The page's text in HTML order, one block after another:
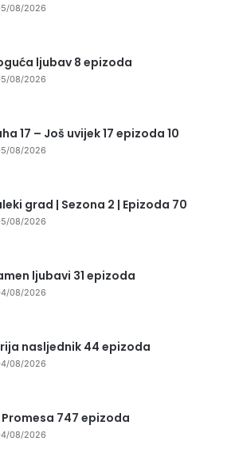
08/2026
ljubav 8 epizoda
08/2026
17 – Još uvijek 17 epizoda 10
08/2026
grad | Sezona 2 | Epizoda 70
08/2026
ljubavi 31 epizoda
08/2026
nasljednik 44 epizoda
08/2026
Promesa 747 epizoda
08/2026